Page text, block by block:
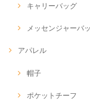
キャリーバッグ
メッセンジャーバ
アパレル
帽子
ポケットチーフ